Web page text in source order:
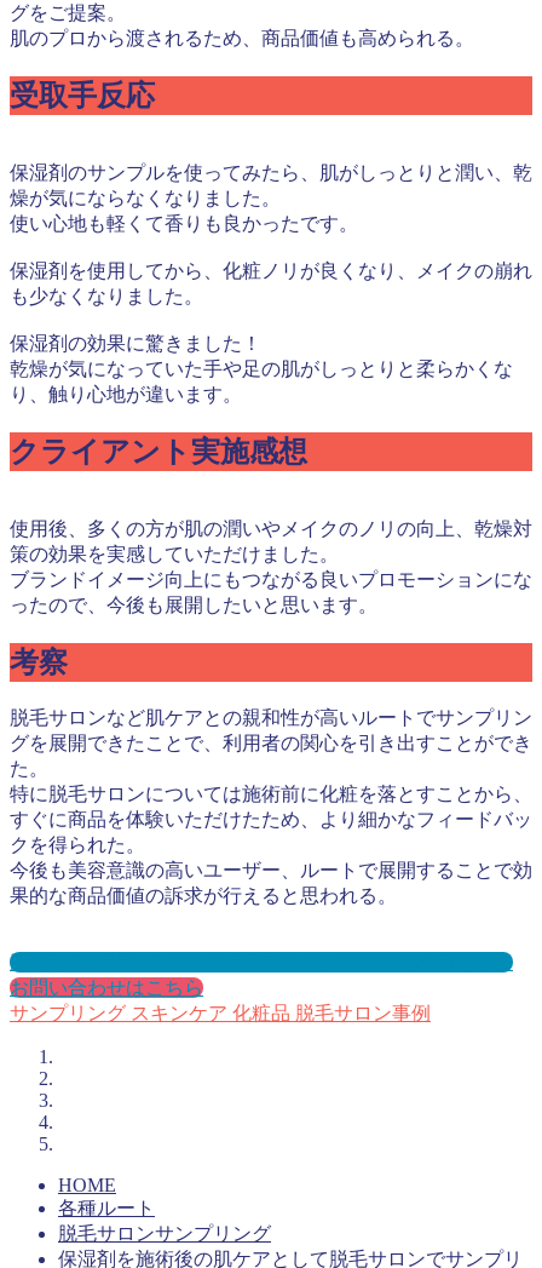
グをご提案。
肌のプロから渡されるため、商品価値も高められる。
受取手反応
保湿剤のサンプルを使ってみたら、肌がしっとりと潤い、乾
燥が気にならなくなりました。
使い心地も軽くて香りも良かったです。
保湿剤を使用してから、化粧ノリが良くなり、メイクの崩れ
も少なくなりました。
保湿剤の効果に驚きました！
乾燥が気になっていた手や足の肌がしっとりと柔らかくな
り、触り心地が違います。
クライアント実施感想
使用後、多くの方が肌の潤いやメイクのノリの向上、乾燥対
策の効果を実感していただけました。
ブランドイメージ向上にもつながる良いプロモーションにな
ったので、今後も展開したいと思います。
考察
脱毛サロンなど肌ケアとの親和性が高いルートでサンプリン
グを展開できたことで、利用者の関心を引き出すことができ
た。
特に脱毛サロンについては施術前に化粧を落とすことから、
すぐに商品を体験いただけたため、より細かなフィードバッ
クを得られた。
今後も美容意識の高いユーザー、ルートで展開することで効
果的な商品価値の訴求が行えると思われる。
脱毛サロンサンプリングとは？メリット３選と事例を紹介
お問い合わせはこちら
サンプリング スキンケア 化粧品 脱毛サロン事例
HOME
各種ルート
脱毛サロンサンプリング
保湿剤を施術後の肌ケアとして脱毛サロンでサンプリ